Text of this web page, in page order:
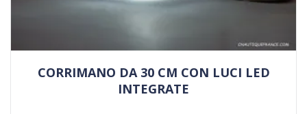
CORRIMANO DA 30 CM CON LUCI LED
INTEGRATE